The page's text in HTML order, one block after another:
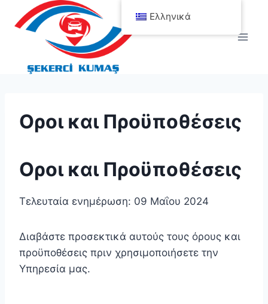
Οροι και Προϋποθέσεις
Οροι και Προϋποθέσεις
Τελευταία ενημέρωση: 09 Μαΐου 2024
Διαβάστε προσεκτικά αυτούς τους όρους και
προϋποθέσεις πριν χρησιμοποιήσετε την
Υπηρεσία μας.
Ελληνικά